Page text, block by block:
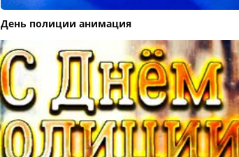
День полиции анимация